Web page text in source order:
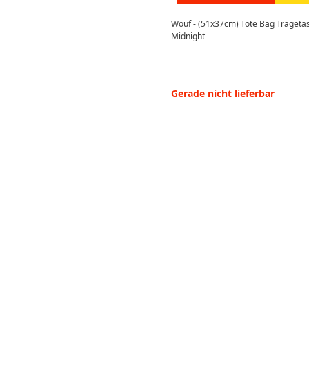
Wouf - (51x37cm) Tote Bag
Midnight
Gerade nicht lieferbar